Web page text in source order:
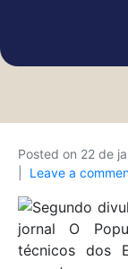
Posted on 22 de
Leave a
Segundo
jornal O
técnicos dos